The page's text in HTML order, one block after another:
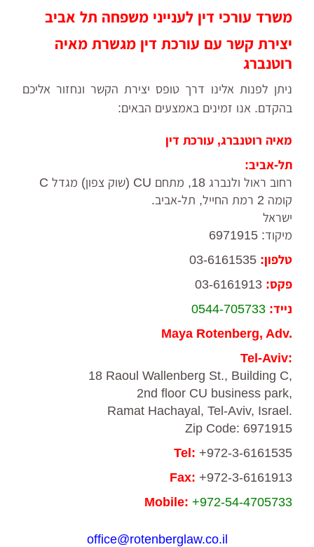
משרד עורכי דין לענייני משפחה תל אביב
יצירת קשר עם עורכת דין מגשרת מאיה
רוטנברג
ניתן לפנות אלינו דרך טופס יצירת הקשר ונחזור אליכם
בהקדם. אנו זמינים באמצעים הבאים:
מאיה רוטנברג, עורכת דין
תל-אביב:
רחוב ראול ולנברג 18, מתחם CU (שוק צפון) מגדל C
קומה 2 רמת החייל, תל-אביב.
ישראל
מיקוד: 6971915
טלפון: 03-6161535
פקס: 03-6161913
נייד: 0544-705733
Maya Rotenberg, Adv.
Tel-Aviv:
18 Raoul Wallenberg St., Building C,
2nd floor CU business park,
Ramat Hachayal, Tel-Aviv, Israel.
Zip Code: 6971915
Tel: +972-3-6161535
Fax: +972-3-6161913
Mobile: +972-54-4705733
office@rotenberglaw.co.il